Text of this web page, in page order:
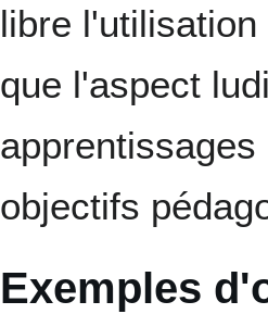
libre
que l'aspect
objectifs
Exemples